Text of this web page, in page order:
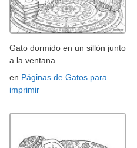
Gato dormido en un sillón junto
a la ventana
en Páginas de Gatos para
imprimir